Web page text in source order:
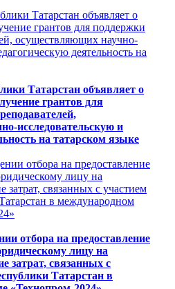
Татарстан объявляет о
грантов для
исследовательскую и
на татарском языке
отбора на предоставление
лицу на
затрат, связанных с
Татарстан в